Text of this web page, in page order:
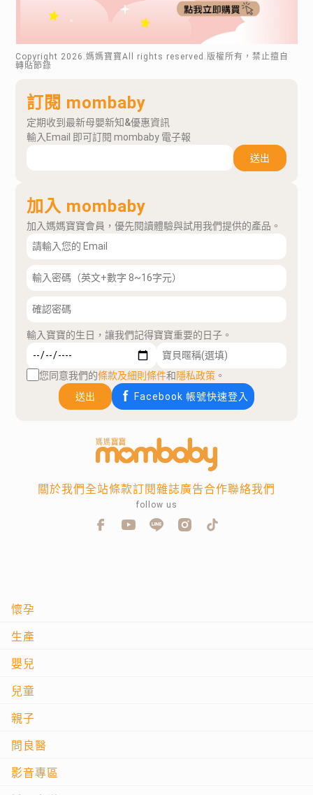
Copyright 2026 .媽媽寶寶All rights reserved.版權所有，禁止擅自
轉貼節錄
訂閱 mombaby
定期收到最新母嬰新知&優惠資訊
輸入Email 即可訂閱 mombaby 電子報
送出
加入 mombaby
加入媽媽寶寶會員，優先閱讀體驗與試用我們提供的產品。
輸入寶寶的生日，讓我們記得寶寶重要的日子。
您同意我們的條款及細則條件和隱私政策 。
送出
Facebook 帳號快速登入
懷孕
生產
嬰兒
兒童
親子
問良醫
影音專區
關於我們全站條款訂閱雜誌廣告合作聯絡我們
follow us